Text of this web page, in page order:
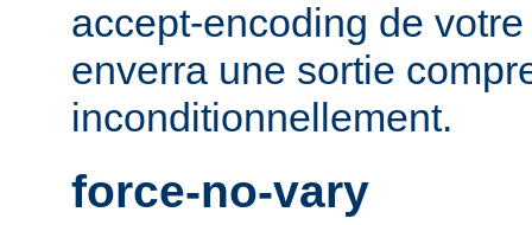
accept-encoding de
enverra une sortie
inconditionnellement.
force-no-vary